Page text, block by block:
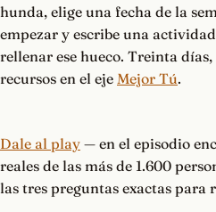
hunda, elige una fecha de la
empezar y escribe una
rellenar ese hueco. Treinta
recursos en el eje Mejor Tú.
Dale al play — en el episodio
reales de las más de 1.600
las tres preguntas exactas